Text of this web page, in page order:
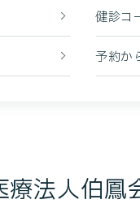
健診コ
予約か
療法人伯鳳